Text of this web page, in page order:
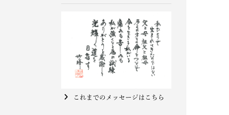
これまでのメッセージはこちら